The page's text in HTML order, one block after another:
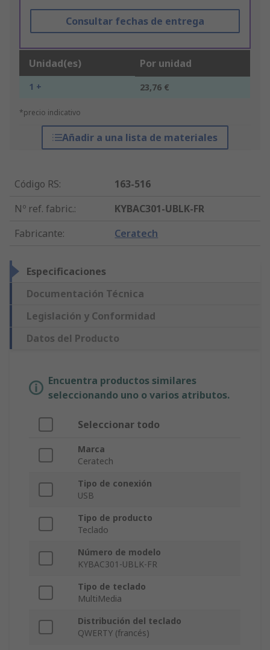
Consultar fechas de entrega
Unidad(es) Por unidad
1 + 23,76 €
*precio indicativo
Añadir a una lista de materiales
Código RS:
163-516
Nº ref. fabric.:
KYBAC301-UBLK-FR
Fabricante: Ceratech
Especificaciones
Documentación Técnica
Legislación y Conformidad
Datos del Producto
Encuentra productos similares
seleccionando uno o varios atributos.
Seleccionar todo
Marca
Ceratech
Tipo de conexión
USB
Tipo de producto
Teclado
Número de modelo
KYBAC301-UBLK-FR
Tipo de teclado
MultiMedia
Distribución del teclado
QWERTY (francés)